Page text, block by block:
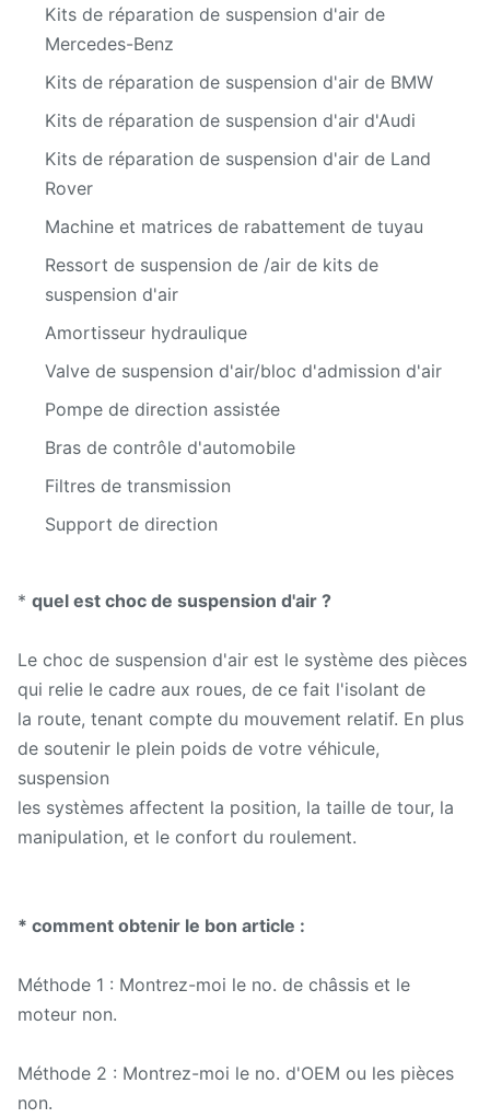
Kits de réparation de suspension d'air de
Mercedes-Benz
Kits de réparation de suspension d'air de BMW
Kits de réparation de suspension d'air d'Audi
Kits de réparation de suspension d'air de Land
Rover
Machine et matrices de rabattement de tuyau
Ressort de suspension de /air de kits de
suspension d'air
Amortisseur hydraulique
Valve de suspension d'air/bloc d'admission d'air
Pompe de direction assistée
Bras de contrôle d'automobile
Filtres de transmission
Support de direction
* quel est choc de suspension d'air ?
Le choc de suspension d'air est le système des pièces
qui relie le cadre aux roues, de ce fait l'isolant de
la route, tenant compte du mouvement relatif. En plus
de soutenir le plein poids de votre véhicule,
suspension
les systèmes affectent la position, la taille de tour, la
manipulation, et le confort du roulement.
* comment obtenir le bon article :
Méthode 1 : Montrez-moi le no. de châssis et le
moteur non.
Méthode 2 : Montrez-moi le no. d'OEM ou les pièces
non.